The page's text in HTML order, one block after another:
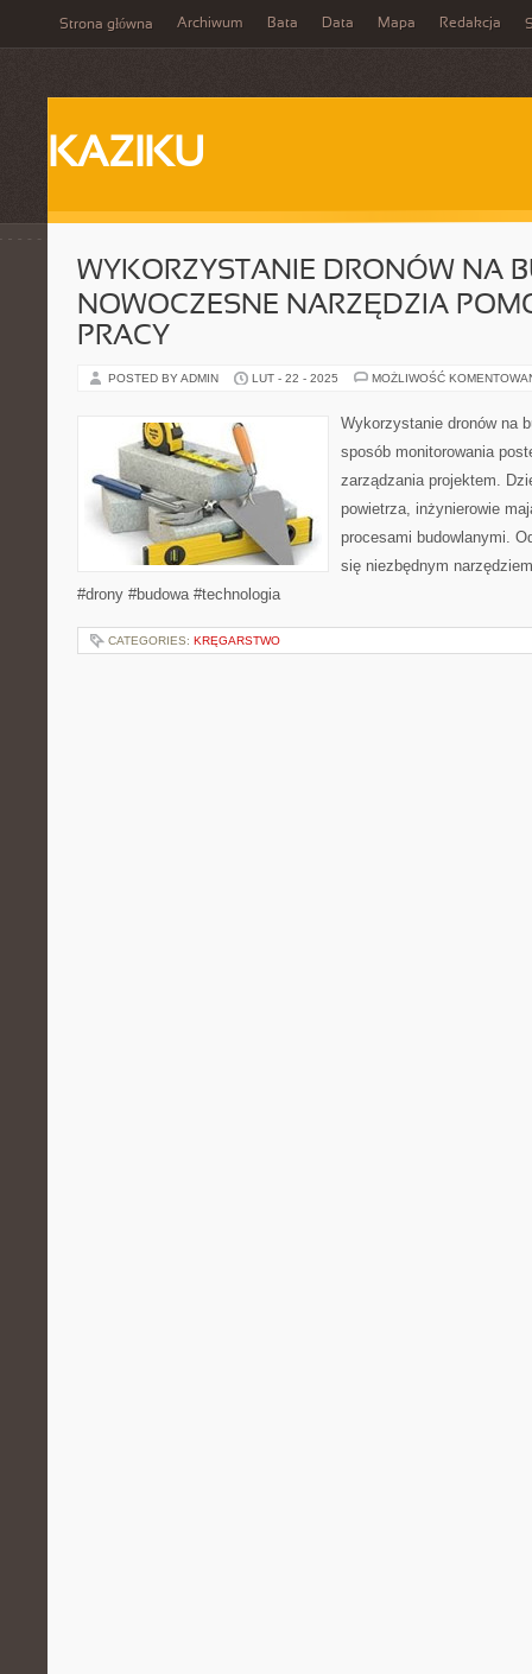
Strona główna Archiwum Bata Data Mapa Redakcja
KAZIKU
WYKORZYSTANIE DRONÓW NA
NOWOCZESNE NARZĘDZIA
PRACY
POSTED BY ADMIN LUT - 22 - 2025 MOŻLIWOŚĆ
Wykorzystanie dronów na
sposób monitorowania
zarządzania projektem.
powietrza, inżynierowie
procesami budowlanymi.
się niezbędnym
#drony #budowa #technologia
CATEGORIES: KRĘGARSTWO